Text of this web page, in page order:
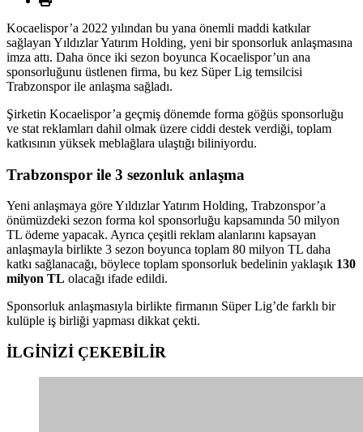
Kocaelispor’a 2022 yılından bu yana önemli maddi katkılar
sağlayan Yıldızlar Yatırım Holding, yeni bir sponsorluk anlaşmasına
imza attı. Daha önce iki sezon boyunca Kocaelispor’un ana
sponsorluğunu üstlenen firma, bu kez Süper Lig temsilcisi
Trabzonspor ile anlaşma sağladı.
Şirketin Kocaelispor’a geçmiş dönemde forma göğüs sponsorluğu
ve stat reklamları dahil olmak üzere ciddi destek verdiği, toplam
katkısının yüksek meblağlara ulaştığı biliniyordu.
Trabzonspor ile 3 sezonluk anlaşma
Yeni anlaşmaya göre Yıldızlar Yatırım Holding, Trabzonspor’a
önümüzdeki sezon forma kol sponsorluğu kapsamında 50 milyon
TL ödeme yapacak. Ayrıca çeşitli reklam alanlarını kapsayan
anlaşmayla birlikte 3 sezon boyunca toplam 80 milyon TL daha
katkı sağlanacağı, böylece toplam sponsorluk bedelinin yaklaşık 130
milyon TL olacağı ifade edildi.
Sponsorluk anlaşmasıyla birlikte firmanın Süper Lig’de farklı bir
kulüple iş birliği yapması dikkat çekti.
İLGİNİZİ ÇEKEBİLİR